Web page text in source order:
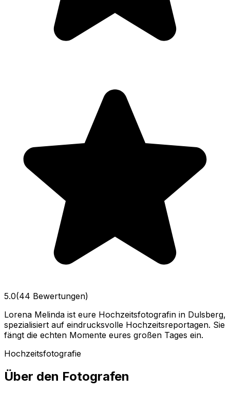
5.0(44 Bewertungen)
Lorena Melinda ist eure Hochzeitsfotografin in Dulsberg,
spezialisiert auf eindrucksvolle Hochzeitsreportagen. Sie
fängt die echten Momente eures großen Tages ein.
Hochzeitsfotografie
Über den Fotografen